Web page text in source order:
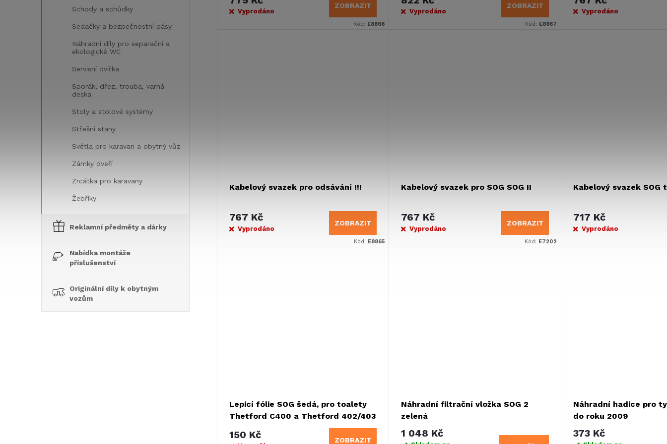
Schody a schůdky
Sedačky a bezpečnostní pásy
Náhradní díly pro separační a
ekologické WC
Servisní dvířka
Sporák, dřez, trouba, varná
deska
Stoly a stolové systémy
Střešní stany
Světla pro karavan a obytný vůz
Zámky dveří
Zrcátka pro karavany
Žebříky
Reklamní předměty a dárky
Nabídka montáže
příslušenství
Originální díly k obytným
vozům
Vyprodáno
ZOBRAZIT
Kód: E8868
Vyprodáno
ZOBRAZIT
Kód: E8867
Vyprodáno
Kabelový svazek pro odsávání !!!
767 Kč
Vyprodáno
ZOBRAZIT
Kód: E8865
Kabelový svazek pro SOG SOG II
767 Kč
Vyprodáno
ZOBRAZIT
Kód: E7202
Kabelový svazek SOG
717 Kč
Vyprodáno
Lepicí fólie SOG šedá, pro toalety
Thetford C400 a Thetford 402/403
150 Kč ZOBRAZIT
Náhradní filtrační vložka SOG 2
zelená
1 048 Kč
Náhradní hadice pro
do roku 2009
373 Kč